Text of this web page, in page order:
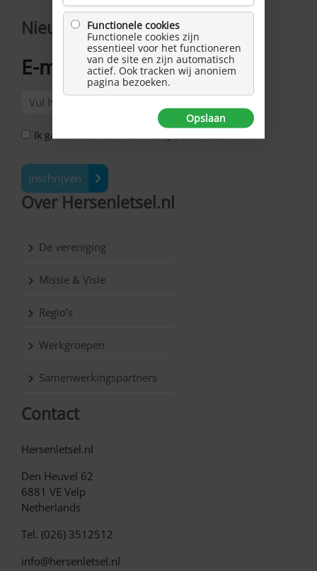
Nieuwsbrief
E-mailadres*
Ik ga akkoord met het Privacy Statement *
Inschrijven
Over Hersenletsel.nl
De vereniging
Missie & Visie
Regio’s
Werkgroepen
Samenwerkingspartners
Contact
Hersenletsel.nl
Den Heuvel 62
6881 VE Velp
Netherlands
Tel. (026) 3512512
info@hersenletsel.nl
Functionele cookies
Functionele cookies zijn
essentieel voor het functioneren
van de site en zijn automatisch
actief. Ook tracken wij anoniem
pagina bezoeken.
Opslaan